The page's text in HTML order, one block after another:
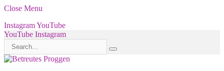
Close Menu
InstagramYouTube
YouTube Instagram